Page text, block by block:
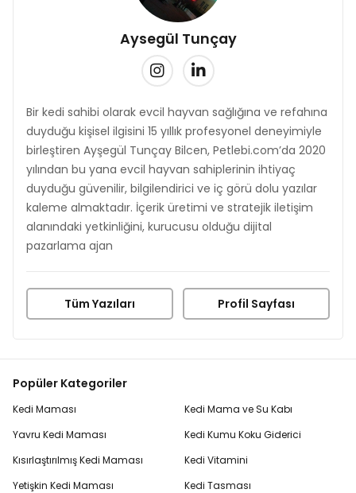
Aysegül Tunçay
Bir kedi sahibi olarak evcil hayvan sağlığına ve refahına
duyduğu kişisel ilgisini 15 yıllık profesyonel deneyimiyle
birleştiren Ayşegül Tunçay Bilcen, Petlebi.com’da 2020
yılından bu yana evcil hayvan sahiplerinin ihtiyaç
duyduğu güvenilir, bilgilendirici ve iç görü dolu yazılar
kaleme almaktadır. İçerik üretimi ve stratejik iletişim
alanındaki yetkinliğini, kurucusu olduğu dijital
pazarlama ajan
Tüm Yazıları Profil Sayfası
Popüler Kategoriler
Kedi Maması
Yavru Kedi Maması
Kısırlaştırılmış Kedi Maması
Yetişkin Kedi Maması
Kedi Mama ve Su Kabı
Kedi Kumu Koku Giderici
Kedi Vitamini
Kedi Tasması